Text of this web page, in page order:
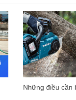
Những điều cần